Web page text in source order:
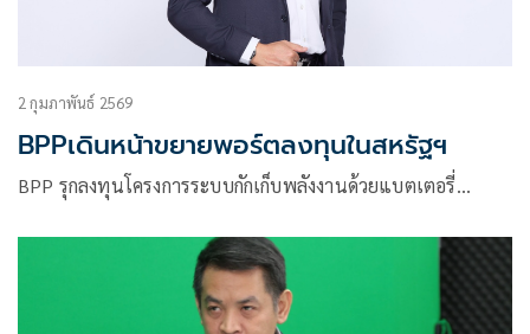
2 กุมภาพันธ์ 2569
BPPเดินหน้าขยายพอร์ตลงทุนในสหรัฐฯ
BPP รุกลงทุนโครงการระบบกักเก็บพลังงานด้วยแบตเตอรี่…